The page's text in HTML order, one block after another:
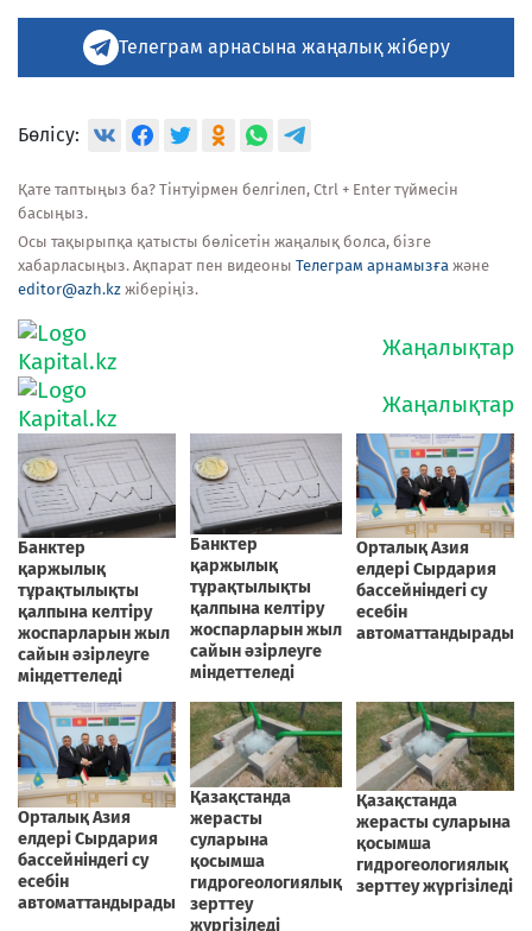
Телеграм арнасына жаңалық жіберу
Бөлісу:
Қате таптыңыз ба? Тінтуірмен белгілеп, Ctrl + Enter түймесін
басыңыз.
Осы тақырыпқа қатысты бөлісетін жаңалық болса, бізге
хабарласыңыз. Ақпарат пен видеоны Телеграм арнамызға және
editor@azh.kz жіберіңіз.